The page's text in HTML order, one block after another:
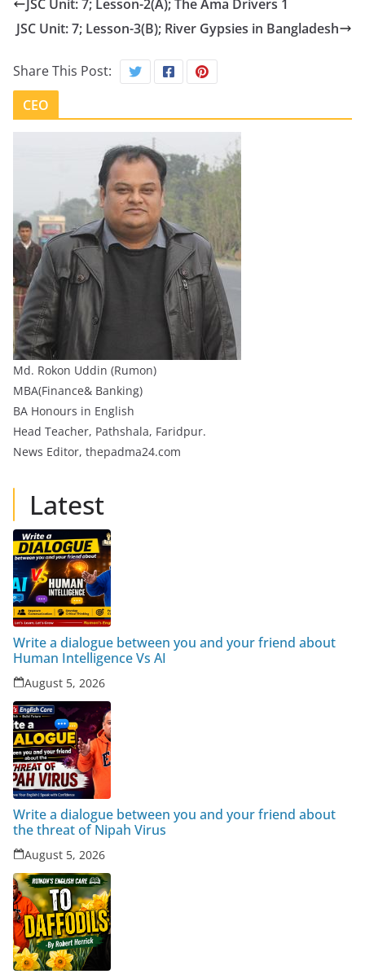
JSC Unit: 7; Lesson-2(A); The Ama Drivers 1
JSC Unit: 7; Lesson-3(B); River Gypsies in Bangladesh
Share This Post:
CEO
Md. Rokon Uddin (Rumon)
MBA(Finance& Banking)
BA Honours in English
Head Teacher, Pathshala, Faridpur.
News Editor, thepadma24.com
Latest
Write a dialogue between you and your friend about
Human Intelligence Vs AI
August 5, 2026
Write a dialogue between you and your friend about
the threat of Nipah Virus
August 5, 2026